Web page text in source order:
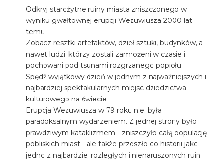
Odkryj starożytne ruiny miasta zniszczonego w
wyniku gwałtownej erupcji Wezuwiusza 2000 lat
temu
Zobacz resztki artefaktów, dzieł sztuki, budynków, a
nawet ludzi, którzy zostali zamrożeni w czasie i
pochowani pod tsunami rozgrzanego popiołu
Spędź wyjątkowy dzień w jednym z najważniejszych i
najbardziej spektakularnych miejsc dziedzictwa
kulturowego na świecie
Erupcja Wezuwiusza w 79 roku n.e. była
paradoksalnym wydarzeniem. Z jednej strony było
prawdziwym kataklizmem - zniszczyło całą populację
pobliskich miast - ale także przeszło do historii jako
jedno z najbardziej rozległych i nienaruszonych ruin